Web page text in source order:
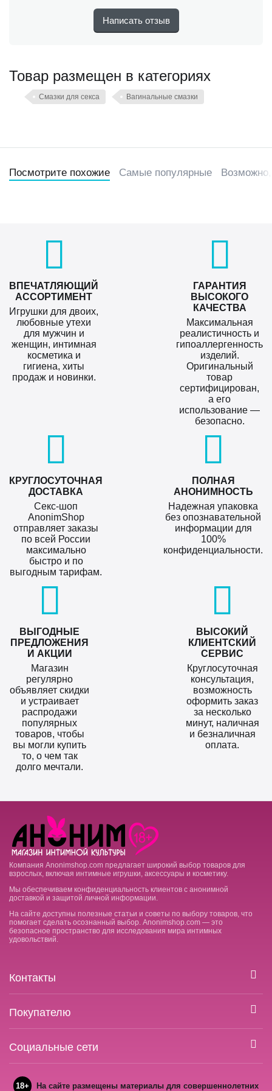
Написать отзыв
Товар размещен в категориях
Смазки для секса Вагинальные смазки
Посмотрите похожие Самые популярные Возможно,
ВПЕЧАТЛЯЮЩИЙ
АССОРТИМЕНТ
Игрушки для двоих,
любовные утехи
для мужчин и
женщин, интимная
косметика и
гигиена, хиты
продаж и новинки.
ГАРАНТИЯ
ВЫСОКОГО
КАЧЕСТВА
Максимальная
реалистичность и
гипоаллергенность
изделий.
Оригинальный
товар
сертифицирован,
а его
использование —
безопасно.
КРУГЛОСУТОЧНАЯ
ДОСТАВКА
Секс-шоп
AnonimShop
отправляет заказы
по всей России
максимально
быстро и по
выгодным тарифам.
ПОЛНАЯ
АНОНИМНОСТЬ
Надежная упаковка
без опознавательной
информации для
100%
конфиденциальности.
ВЫГОДНЫЕ
ПРЕДЛОЖЕНИЯ
И АКЦИИ
Магазин
регулярно
объявляет скидки
и устраивает
распродажи
популярных
товаров, чтобы
вы могли купить
то, о чем так
долго мечтали.
ВЫСОКИЙ
КЛИЕНТСКИЙ
СЕРВИС
Круглосуточная
консультация,
возможность
оформить заказ
за несколько
минут, наличная
и безналичная
оплата.
Компания Anonimshop.com предлагает широкий выбор товаров для
взрослых, включая интимные игрушки, аксессуары и косметику.
Мы обеспечиваем конфиденциальность клиентов с анонимной
доставкой и защитой личной информации.
На сайте доступны полезные статьи и советы по выбору товаров, что
помогает сделать осознанный выбор. Anonimshop.com — это
безопасное пространство для исследования мира интимных
удовольствий.
Контакты
Покупателю
Социальные сети
18+ На сайте размещены материалы для совершеннолетних